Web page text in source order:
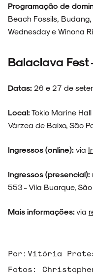
FAIXA A FAIXA
NOVIDADES
SOBRE
Programação de
Beach Fossils, Budang,
Wednesday e Winona
Balaclava Fest
Datas: 26 e 27 de
Local: Tokio Marine
Várzea de Baixo, São
Ingressos (online): via
Ingressos (presencial):
553 - Vila Buarque,
Mais informações: via
Por: Vitória
Fotos: